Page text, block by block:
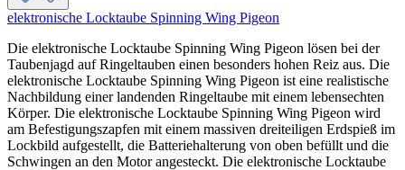
elektronische Locktaube Spinning Wing Pigeon
Die elektronische Locktaube Spinning Wing Pigeon lösen bei der
Taubenjagd auf Ringeltauben einen besonders hohen Reiz aus. Die
elektronische Locktaube Spinning Wing Pigeon ist eine realistische
Nachbildung einer landenden Ringeltaube mit einem lebensechten
Körper. Die elektronische Locktaube Spinning Wing Pigeon wird
am Befestigungszapfen mit einem massiven dreiteiligen Erdspieß im
Lockbild aufgestellt, die Batteriehalterung von oben befüllt und die
Schwingen an den Motor angesteckt. Die elektronische Locktaube